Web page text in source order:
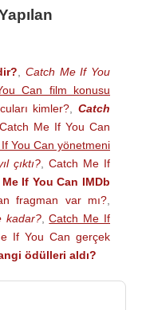
Catch Me If You
Can film konusu
kimler?
Catch
Catch Me If You Can
You Can yönetmeni
çıktı?, Catch Me If
If You Can IMDb
fragman var mı?
kadar?,Catch Me If
If You Can gerçek
ödülleri aldı?